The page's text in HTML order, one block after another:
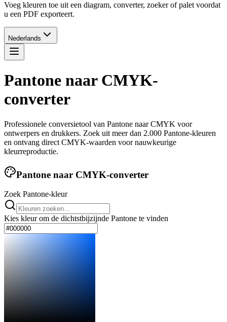
Voeg kleuren toe uit een diagram, converter, zoeker of palet voordat
u een PDF exporteert.
Nederlands
Pantone naar CMYK-
converter
Professionele conversietool van Pantone naar CMYK voor
ontwerpers en drukkers. Zoek uit meer dan 2.000 Pantone-kleuren
en ontvang direct CMYK-waarden voor nauwkeurige
kleurreproductie.
Pantone naar CMYK-converter
Zoek Pantone-kleur
Kies kleur om de dichtstbijzijnde Pantone te vinden